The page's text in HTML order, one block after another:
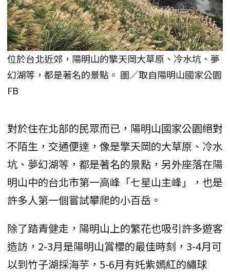
位於台北近郊，陽明山的擎天岡大草原、冷水坑、夢
幻湖等，都是著名的景點。 圖／取自陽明山國家公園
FB
對於住在北部的民眾而已，陽明山國家公園絕對
不陌生，交通便達，像是擎天岡的大草原、冷水
坑、夢幻湖等，都是著名的景點，另外座落在陽
明山中的台北市第一高峰「七星山主峰」，也是
許多人第一個嘗試攀爬的小百岳。
除了踏青健走，陽明山上的繁花也吸引許多遊客
造訪，2-3月是陽明山賞櫻的最佳時刻，3-4月可
以到竹子湖採海芋，5-6月有奼紫嫣紅的繡球